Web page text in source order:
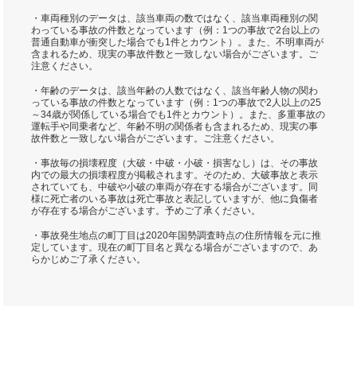
・車両種別のデータは、該当車両の数ではなく、該当車両種別の関
わっている事故の件数となっています（例：1つの事故で2台以上の
普通自動車が衝突した場合でも1件とカウント）。また、不明車両が
含まれるため、現実の事故件数と一致しない場合がございます。ご
注意ください。
・年齢のデータは、該当年齢の人数ではなく、該当年齢人物の関わ
っている事故の件数となっています（例：1つの事故で2人以上の25
～34歳が関係している場合でも1件とカウント）。また、多重事故の
運転手や同乗者など、年齢不明の関係者も含まれるため、現実の事
故件数と一致しない場合がございます。ご注意ください。
・事故毎の損壊程度（大破・中破・小破・損害なし）は、その事故
内での最大の損壊程度が掲載されます。そのため、大破事故と表示
されていても、中破や小破の車両が存在する場合がございます。同
様に死亡者のいる事故は死亡事故と表記していますが、他に負傷者
が存在する場合がございます。予めご了承ください。
・事故発生地点の町丁目は2020年国勢調査時点の住所情報を元に推
定しています。現在の町丁目名と異なる場合がございますので、あ
らかじめご了承ください。